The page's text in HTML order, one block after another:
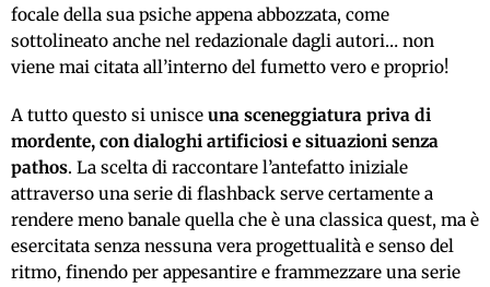
focale della sua psiche appena abbozzata, come
sottolineato anche nel redazionale dagli autori… non
viene mai citata all’interno del fumetto vero e proprio!
A tutto questo si unisce una sceneggiatura priva di
mordente, con dialoghi artificiosi e situazioni senza
pathos. La scelta di raccontare l’antefatto iniziale
attraverso una serie di flashback serve certamente a
rendere meno banale quella che è una classica quest, ma è
esercitata senza nessuna vera progettualità e senso del
ritmo, finendo per appesantire e frammezzare una serie